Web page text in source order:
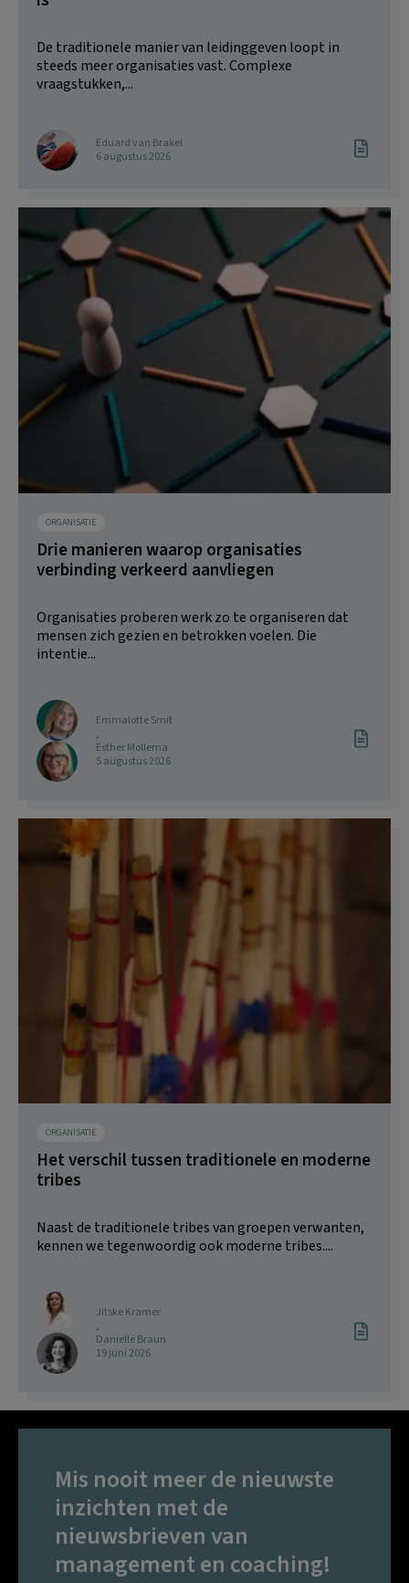
De traditionele manier van leidinggeven loopt in
steeds meer organisaties vast. Complexe
vraagstukken,...
Eduard van Brakel
6 augustus 2026
ORGANISATIE
Drie manieren waarop organisaties
verbinding verkeerd aanvliegen
Organisaties proberen werk zo te organiseren dat
mensen zich gezien en betrokken voelen. Die
intentie...
Emmalotte Smit
,
Esther Mollema
5 augustus 2026
ORGANISATIE
Het verschil tussen traditionele en moderne
tribes
Naast de traditionele tribes van groepen verwanten,
kennen we tegenwoordig ook moderne tribes....
Jitske Kramer
,
Danielle Braun
19 juni 2026
Mis nooit meer de nieuwste
inzichten met de
nieuwsbrieven van
management en coaching!